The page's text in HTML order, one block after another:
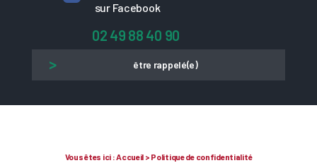
sur Facebook
02 49 88 40 90
être rappelé(e)
Vous êtes ici :Accueil > Politique de confidentialité